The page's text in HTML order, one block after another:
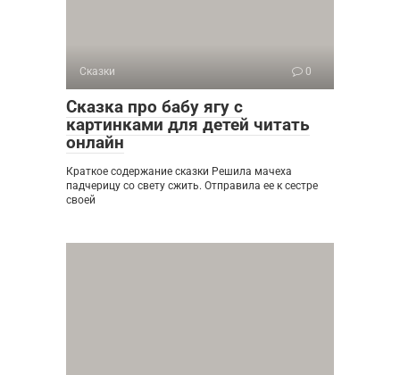
Сказки 0
Сказка про бабу ягу с
картинками для детей читать
онлайн
Краткое содержание сказки Решила мачеха
падчерицу со свету сжить. Отправила ее к сестре
своей